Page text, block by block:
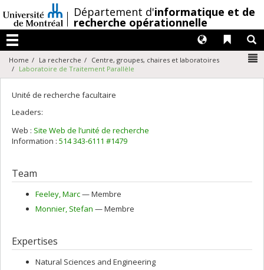
au
contenu
/Département d'informatique et de
recherche opérationnelle
Menu
Liens
Langues
Home La recherche
Centre, groupes, chaires et laboratoires
Laboratoire de Traitement Parallèle
Unité de recherche facultaire
Leaders:
Web : Site Web de l’unité de recherche
Information : 514 343-6111 #1479
Team
Feeley, Marc— Membre
Monnier, Stefan — Membre
Expertises
Natural Sciences and Engineering